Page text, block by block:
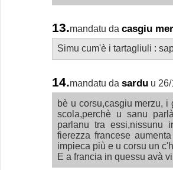
13.mandatu da casgiu
Simu cum'è i tartagliuli :
14.mandatu da sardu u
bè u corsu,casgiu merzu,
scola,perchè u sanu
parlanu tra essi,nissunu
fierezza francese
impieca più e u corsu un
E a francia in quessu avà